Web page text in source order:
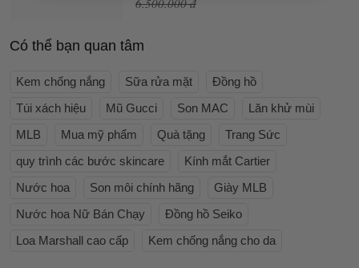
6.500.000 đ
Có thể bạn quan tâm
Kem chống nắng Sữa rửa mặt
Đồng hồ
Túi xách hiệu
Mũ Gucci Son MAC
Lăn khử mùi
MLB
Mua mỹ phẩm Quà tặng
Trang Sức
quy trình các bước skincare
Kính mắt Cartier
Nước hoa
Son môi chính hãng
Giày MLB
Nước hoa Nữ Bán Chạy
Đồng hồ Seiko
Loa Marshall cao cấp
Kem chống nắng cho da